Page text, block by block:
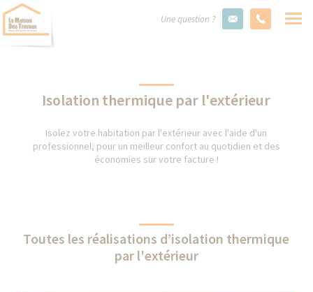
Une question ?
Isolation thermique par l'extérieur
Isolez votre habitation par l'extérieur avec l'aide d'un
professionnel, pour un meilleur confort au quotidien et des
économies sur votre facture !
Toutes les réalisations d’isolation thermique
par l'extérieur